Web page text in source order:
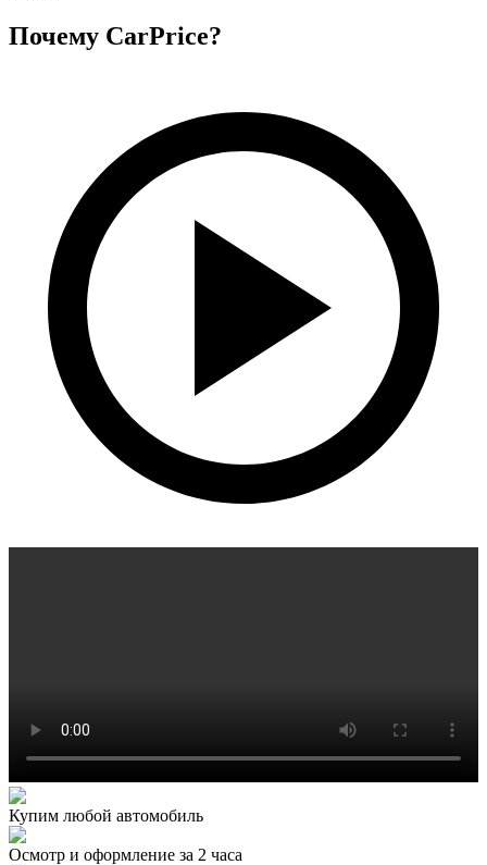
Почему CarPrice?
Купим любой автомобиль
Осмотр и оформление за 2 часа